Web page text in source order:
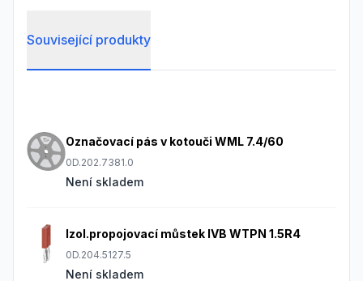
Související produkty
Označovací pás v kotouči WML 7.4/60
0D.202.7381.0
Není skladem
Izol.propojovací můstek IVB WTPN 1.5R4
0D.204.5127.5
Není skladem